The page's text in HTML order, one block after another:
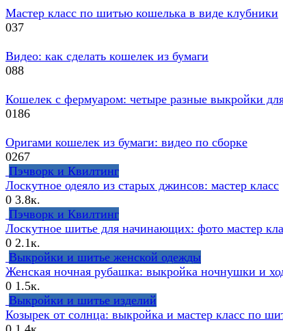
Мастер класс по шитью кошелька в виде клубники
037
Видео: как сделать кошелек из бумаги
088
Кошелек с фермуаром: четыре разные выкройки
0186
Оригами кошелек из бумаги: видео по сборке
0267
Пэчворк и Квилтинг
Лоскутное одеяло из старых джинсов: мастер класс
0 3.8к.
Пэчворк и Квилтинг
Лоскутное шитье для начинающих: фото мастер
0 2.1к.
Выкройки и шитье женской одежды
Женская ночная рубашка: выкройка ночнушки и
0 1.5к.
Выкройки и шитье изделий
Козырек от солнца: выкройка и мастер класс по